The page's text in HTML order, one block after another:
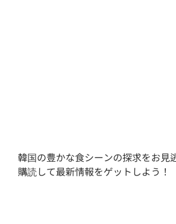
韓国の豊かな食シーンの探求をお見
購読して最新情報をゲットしよう！